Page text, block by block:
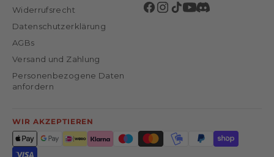
Widerrufsrecht
Datenschutzerklärung
AGBs
Versand und Zahlung
Personenbezogene Daten
anfordern
WIR AKZEPTIEREN